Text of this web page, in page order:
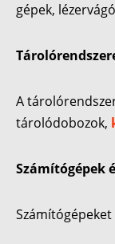
gépek,
A
tárolódobozok,
Számítógépek